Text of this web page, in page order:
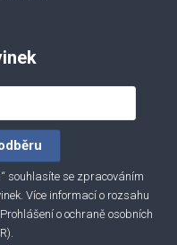
souhlasíte se zpracováním
Více informací o rozsahu
Prohlášení o ochraně osobních
.